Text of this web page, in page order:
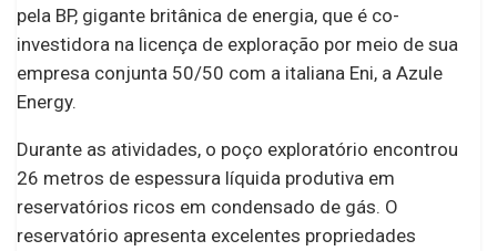
pela BP, gigante britânica de energia, que é co-
investidora na licença de exploração por meio de sua
empresa conjunta 50/50 com a italiana Eni, a Azule
Energy.
Durante as atividades, o poço exploratório encontrou
26 metros de espessura líquida produtiva em
reservatórios ricos em condensado de gás. O
reservatório apresenta excelentes propriedades